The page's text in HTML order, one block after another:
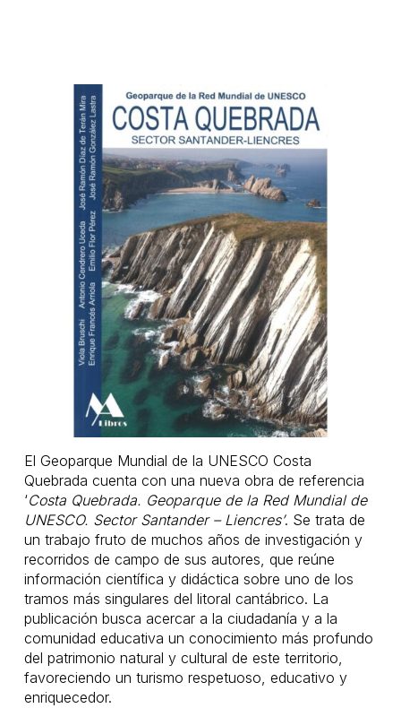
El Geoparque Mundial de la UNESCO Costa
Quebrada cuenta con una nueva obra de referencia
‘Costa Quebrada. Geoparque de la Red Mundial de
UNESCO. Sector Santander – Liencres’. Se trata de
un trabajo fruto de muchos años de investigación y
recorridos de campo de sus autores, que reúne
información científica y didáctica sobre uno de los
tramos más singulares del litoral cantábrico. La
publicación busca acercar a la ciudadanía y a la
comunidad educativa un conocimiento más profundo
del patrimonio natural y cultural de este territorio,
favoreciendo un turismo respetuoso, educativo y
enriquecedor.